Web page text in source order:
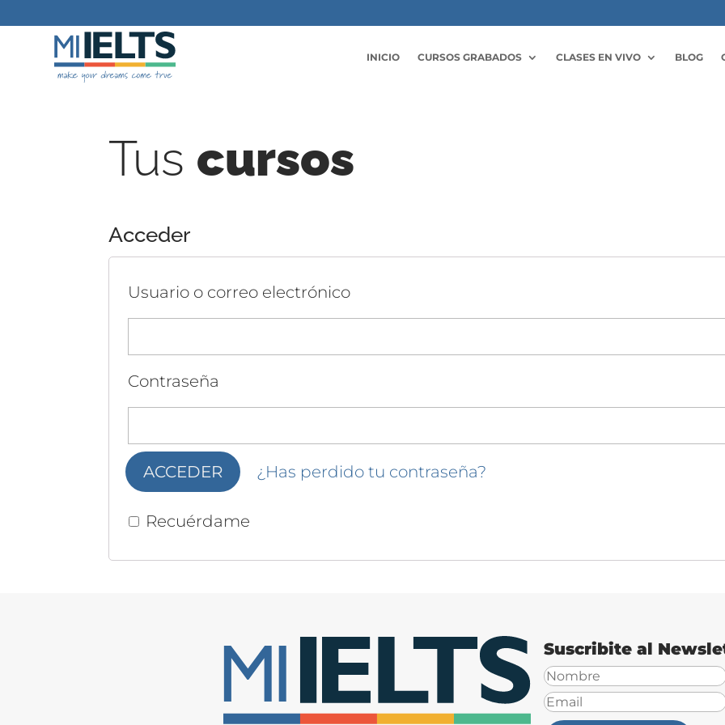
INICIO CURSOS GRABADOS CLASES EN VIVO BLOG
Tus cursos
Acceder
Usuario o correo electrónico
Contraseña
¿Has perdido tu contraseña?
Recuérdame
Suscribite al